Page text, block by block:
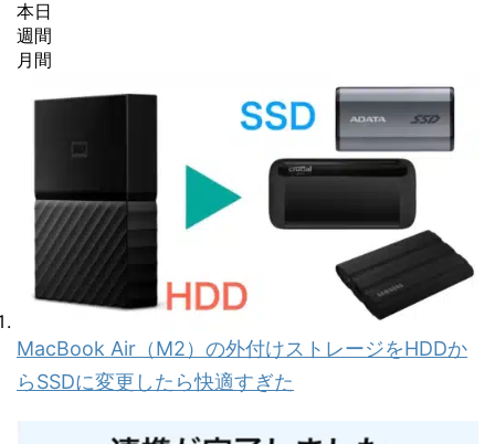
本日
週間
月間
MacBook Air（M2）の外付けストレージをHDDか
らSSDに変更したら快適すぎた